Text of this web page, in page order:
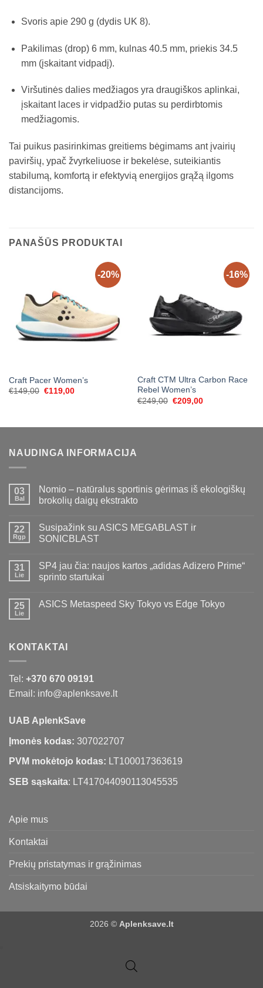
Svoris apie 290 g (dydis UK 8).
Pakilimas (drop) 6 mm, kulnas 40.5 mm, priekis 34.5
mm (įskaitant vidpadį).
Viršutinės dalies medžiagos yra draugiškos aplinkai,
įskaitant laces ir vidpadžio putas su perdirbtomis
medžiagomis.
Tai puikus pasirinkimas greitiems bėgimams ant įvairių
paviršių, ypač žvyrkeliuose ir bekelėse, suteikiantis
stabilumą, komfortą ir efektyvią energijos grąžą ilgoms
distancijoms.
PANAŠŪS PRODUKTAI
-20%
Craft Pacer Women’s
€149,00 Original
€119,00Current
-16%
Craft CTM Ultra Carbon Race
Rebel Women’s
€249,00 Original
€209,00Current
NAUDINGA INFORMACIJA
03
Bal
Nomio – natūralus sportinis gėrimas iš ekologiškų
brokolių daigų ekstrakto
22
Rgp
Susipažink su ASICS MEGABLAST ir
SONICBLAST
31
Lie
SP4 jau čia: naujos kartos „adidas Adizero Prime“
sprinto startukai
25
Lie
ASICS Metaspeed Sky Tokyo vs Edge Tokyo
KONTAKTAI
Tel: +370 670 09191
Email: info@aplenksave.lt
UAB AplenkSave
Įmonės kodas: 307022707
PVM mokėtojo kodas: LT100017363619
SEB sąskaita: LT417044090113045535
Apie mus
Kontaktai
Prekių pristatymas ir grąžinimas
Atsiskaitymo būdai
2026 © Aplenksave.lt